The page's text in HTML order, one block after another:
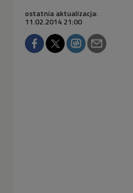
ostatnia aktualizacja:
11.02.2014 21:00